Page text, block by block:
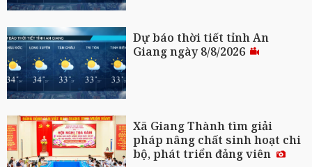
Dự báo thời tiết tỉnh An
Giang ngày 8/8/2026
Xã Giang Thành tìm giải
pháp nâng chất sinh hoạt chi
bộ, phát triển đảng viên